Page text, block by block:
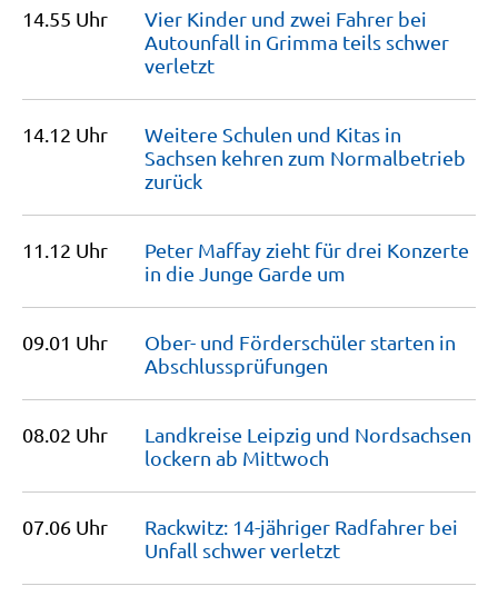
14.55 Uhr
Vier Kinder und zwei Fahrer bei
Autounfall in Grimma teils schwer
verletzt
14.12 Uhr
Weitere Schulen und Kitas in
Sachsen kehren zum Normalbetrieb
zurück
11.12 Uhr
Peter Maffay zieht für drei Konzerte
in die Junge Garde um
09.01 Uhr
Ober- und Förderschüler starten in
Abschlussprüfungen
08.02 Uhr
Landkreise Leipzig und Nordsachsen
lockern ab Mittwoch
07.06 Uhr
Rackwitz: 14-jähriger Radfahrer bei
Unfall schwerverletzt